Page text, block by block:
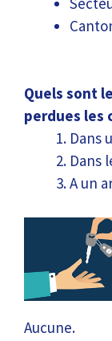
Quels sont
perdues les
Dans
Dans
A un
Aucune.